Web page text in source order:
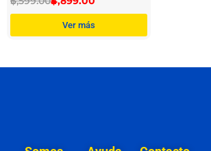
Ver más